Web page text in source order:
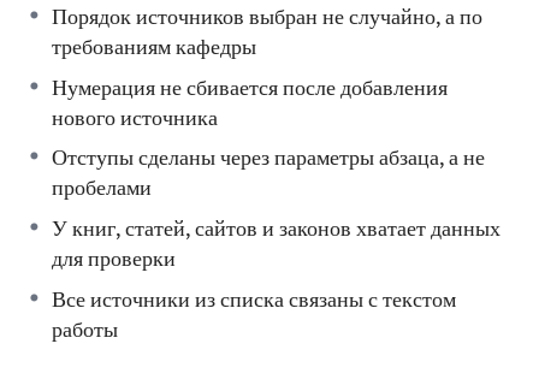
Порядок источников выбран не случайно, а по
требованиям кафедры
Нумерация не сбивается после добавления
нового источника
Отступы сделаны через параметры абзаца, а не
пробелами
У книг, статей, сайтов и законов хватает данных
для проверки
Все источники из списка связаны с текстом
работы